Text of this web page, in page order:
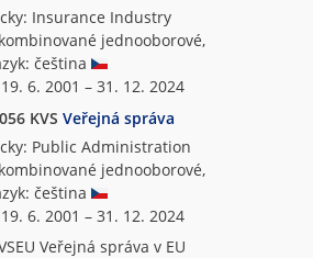
Insurance Industry
jednooborové,
čeština
6. 2001 – 31. 12. 2024
KVSVeřejná správa
Public Administration
jednooborové,
čeština
6. 2001 – 31. 12. 2024
Veřejná správa v EU